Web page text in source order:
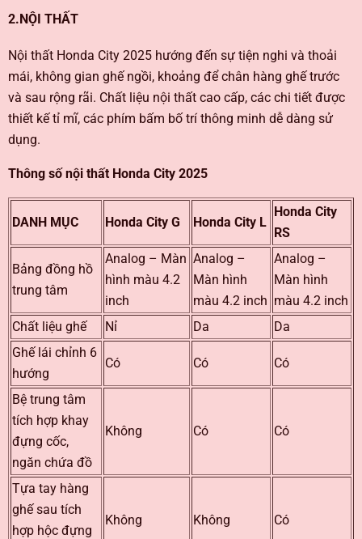
2.NỘI THẤT
Nội thất Honda City 2025 hướng đến sự tiện nghi và thoải
mái, không gian ghế ngồi, khoảng để chân hàng ghế trước
và sau rộng rãi. Chất liệu nội thất cao cấp, các chi tiết được
thiết kế tỉ mĩ, các phím bấm bố trí thông minh dễ dàng sử
dụng.
Thông số nội thất Honda City 2025
DANH MỤC Honda City G Honda City L
Honda City
RS
Bảng đồng hồ
trung tâm
Analog – Màn
hình màu 4.2
inch
Analog –
Màn hình
màu 4.2 inch
Analog –
Màn hình
màu 4.2 inch
Chất liệu ghế
Nỉ Da
Da
Ghế lái chỉnh 6
hướng
Có Có Có
Bệ trung tâm
tích hợp khay
đựng cốc,
ngăn chứa đồ
Không Có Có
Tựa tay hàng
ghế sau tích
hợp hộc đựng
Không Không Có